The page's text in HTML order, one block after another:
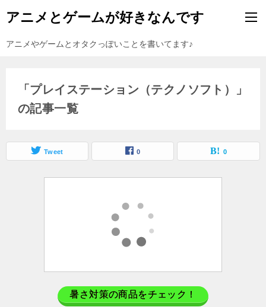
アニメとゲームが好きなんです
アニメやゲームとオタクっぽいことを書いてます♪
「プレイステーション（テクノソフト）」
の記事一覧
Tweet 0 0
暑さ対策の商品をチェック！